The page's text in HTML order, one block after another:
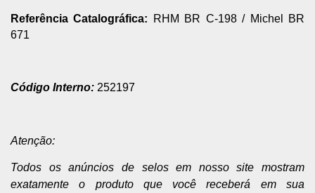
Referência Catalográfica: RHM BR C-198/ Michel BR
671
Código Interno: 252197
Atenção:
Todos os anúncios de selos em nosso site mostram
exatamente o produto que você receberá em sua